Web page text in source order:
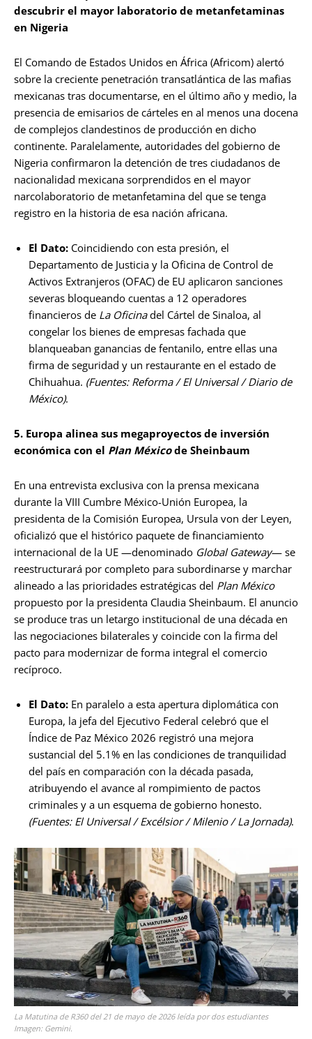
descubrir el mayor laboratorio de metanfetaminas
en Nigeria
El Comando de Estados Unidos en África (Africom) alertó
sobre la creciente penetración transatlántica de las mafias
mexicanas tras documentarse, en el último año y medio, la
presencia de emisarios de cárteles en al menos una docena
de complejos clandestinos de producción en dicho
continente. Paralelamente, autoridades del gobierno de
Nigeria confirmaron la detención de tres ciudadanos de
nacionalidad mexicana sorprendidos en el mayor
narcolaboratorio de metanfetamina del que se tenga
registro en la historia de esa nación africana.
El Dato: Coincidiendo con esta presión, el
Departamento de Justicia y la Oficina de Control de
Activos Extranjeros (OFAC) de EU aplicaron sanciones
severas bloqueando cuentas a 12 operadores
financieros de La Oficinadel Cártel de Sinaloa, al
congelar los bienes de empresas fachada que
blanqueaban ganancias de fentanilo, entre ellas una
firma de seguridad y un restaurante en el estado de
Chihuahua. (Fuentes: Reforma / El Universal / Diario de
México).
5. Europa alinea sus megaproyectos de inversión
económica con el Plan Méxicode Sheinbaum
En una entrevista exclusiva con la prensa mexicana
durante la VIII Cumbre México-Unión Europea, la
presidenta de la Comisión Europea, Ursula von der Leyen,
oficializó que el histórico paquete de financiamiento
internacional de la UE —denominado Global Gateway— se
reestructurará por completo para subordinarse y marchar
alineado a las prioridades estratégicas del Plan México
propuesto por la presidenta Claudia Sheinbaum. El anuncio
se produce tras un letargo institucional de una década en
las negociaciones bilaterales y coincide con la firma del
pacto para modernizar de forma integral el comercio
recíproco.
El Dato: En paralelo a esta apertura diplomática con
Europa, la jefa del Ejecutivo Federal celebró que el
Índice de Paz México 2026 registró una mejora
sustancial del 5.1% en las condiciones de tranquilidad
del país en comparación con la década pasada,
atribuyendo el avance al rompimiento de pactos
criminales y a un esquema de gobierno honesto.
(Fuentes: El Universal / Excélsior / Milenio / La Jornada).
La Matutina de R360 del 21 de mayo de 2026 leída por dos estudiantes
Imagen: Gemini.